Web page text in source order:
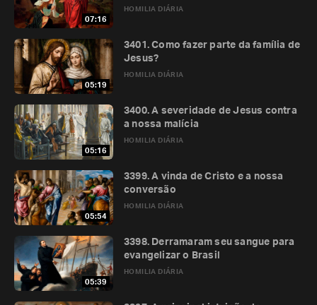
07:16
HOMILIA DIÁRIA
05:19
HOMILIA DIÁRIA
3401. Como fazer parte da família de
Jesus?
05:16
HOMILIA DIÁRIA
3400. A severidade de Jesus contra
a nossa malícia
05:54
HOMILIA DIÁRIA
3399. A vinda de Cristo e a nossa
conversão
05:39
HOMILIA DIÁRIA
3398. Derramaram seu sangue para
evangelizar o Brasil